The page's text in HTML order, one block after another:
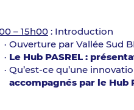
– 15h00 : Introduction
Ouverture par Vallée Sud
Le Hub PASREL :
Qu’est-ce qu’une
accompagnés par le Hub